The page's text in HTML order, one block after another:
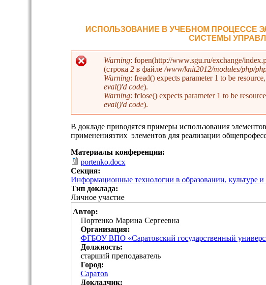
ИСПОЛЬЗОВАНИЕ В УЧЕБНОМ ПРОЦЕССЕ
СИСТЕМЫ
Сообщение об ошибке
Warning: fopen(http://www.sgu.ru/exchange/
(строка 2 в файле/www/knit2012/modules/php/
Warning: fread() expects parameter 1 to be
eval()'d code).
Warning: fclose() expects parameter 1 to be
eval()'d code).
В докладе приводятся примеры использования
примененияэтих элементов для реализации
Материалы конференции:
portenko.docx
Секция:
Информационные технологии в образовании, культуре и
Тип доклада:
Личное участие
Автор:
Портенко Марина Сергеевна
Организация:
ФГБОУ ВПО «Саратовский государственный
Должность:
старший преподаватель
Город:
Саратов
Докладчик: